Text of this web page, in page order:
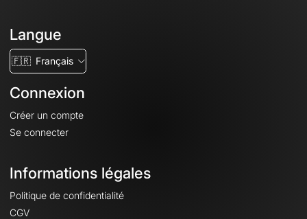
Langue
🇫🇷 Français
Connexion
Créer un compte
Se connecter
Informations légales
Politique de confidentialité
CGV